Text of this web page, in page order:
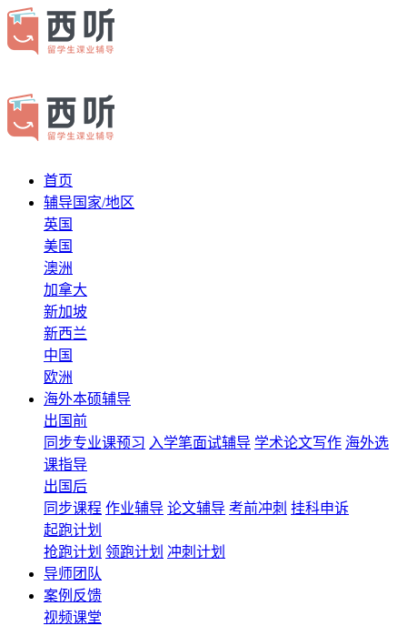
首页
辅导国家/地区
英国
美国
澳洲
加拿大
新加坡
新西兰
中国
欧洲
海外本硕辅导
出国前
同步专业课预习 入学笔面试辅导 学术论文写作 海外选
课指导
出国后
同步课程 作业辅导 论文辅导 考前冲刺 挂科申诉
起跑计划
抢跑计划 领跑计划 冲刺计划
导师团队
案例反馈
视频课堂